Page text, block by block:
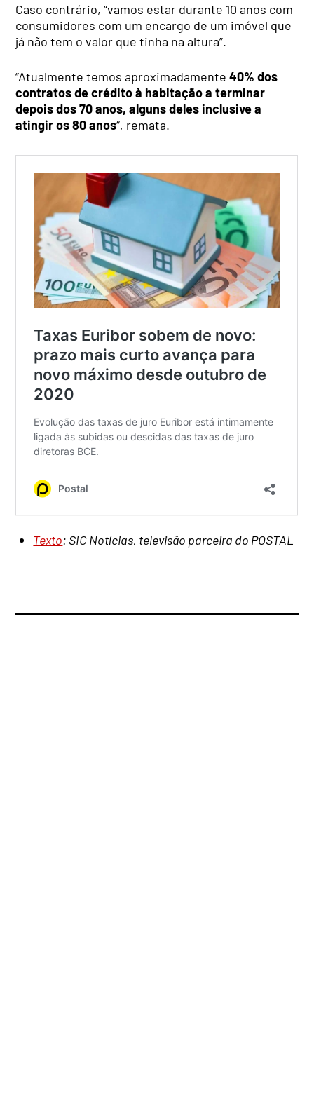
Caso contrário, “vamos estar durante 10 anos com
consumidores com um encargo de um imóvel que
já não tem o valor que tinha na altura”.
“Atualmente temos aproximadamente40% dos
contratos de crédito à habitação a terminar
depois dos 70 anos, alguns deles inclusive a
atingir os 80 anos“, remata.
Texto: SIC Notícias, televisão parceira do POSTAL